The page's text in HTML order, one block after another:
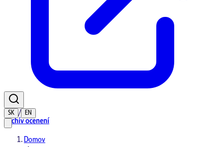
Archív ocenení
SK / EN
Domov